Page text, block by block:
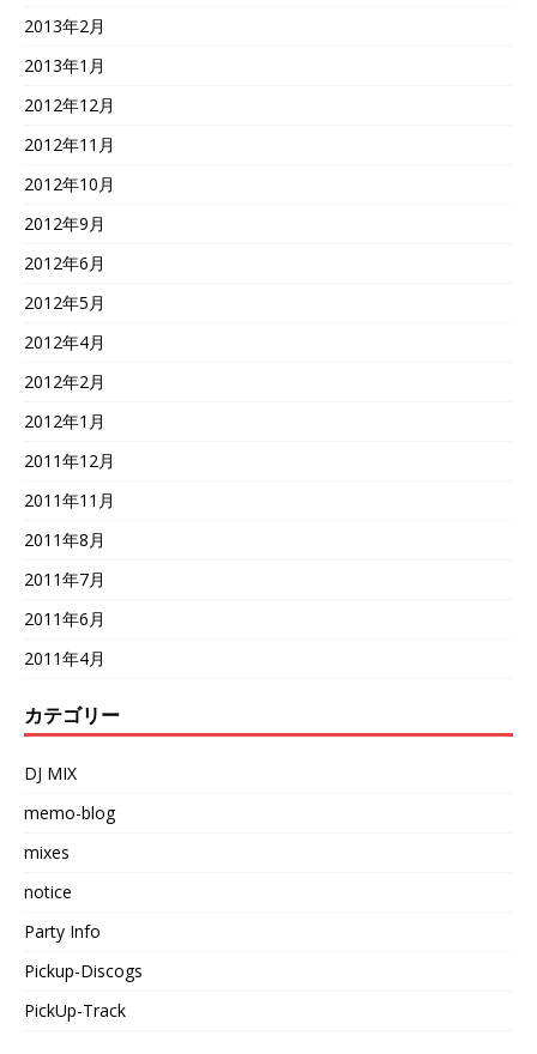
2013年2月
2013年1月
2012年12月
2012年11月
2012年10月
2012年9月
2012年6月
2012年5月
2012年4月
2012年2月
2012年1月
2011年12月
2011年11月
2011年8月
2011年7月
2011年6月
2011年4月
カテゴリー
DJ MIX
memo-blog
mixes
notice
Party Info
Pickup-Discogs
PickUp-Track